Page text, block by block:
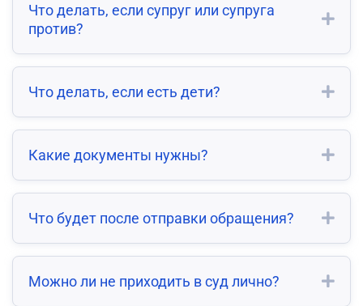
Что делать, если супруг или супруга
против?
Что делать, если есть дети?
Какие документы нужны?
Что будет после отправки обращения?
Можно ли не приходить в суд лично?